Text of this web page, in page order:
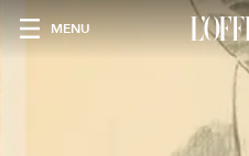
MENU